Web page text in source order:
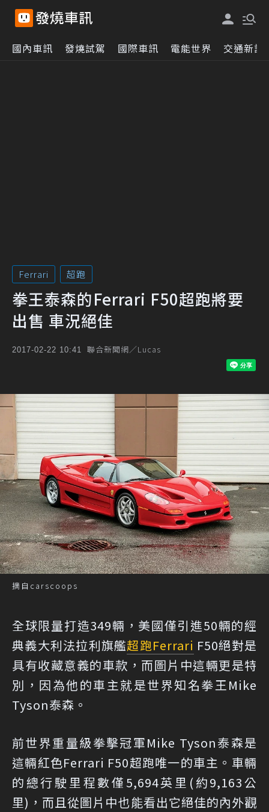
國內車訊 發燒試駕 國際車訊 電能世界 交通新訊
Ferrari 超跑
拳王泰森的Ferrari F50超跑將要
出售 車況絕佳
2017-02-22 10:41 聯合新聞網／Lucas
摘自carscoops
全球限量打造349輛，美國僅引進50輛的經
典義大利法拉利旗艦超跑Ferrari F50絕對是
具有收藏意義的車款，而圖片中這輛更是特
別，因為他的車主就是世界知名拳王Mike
Tyson泰森。
前世界重量級拳擊冠軍Mike Tyson泰森是
這輛紅色Ferrari F50超跑唯一的車主。車輛
的總行駛里程數僅5,694英里(約9,163公
里)，而且從圖片中也能看出它絕佳的內外觀